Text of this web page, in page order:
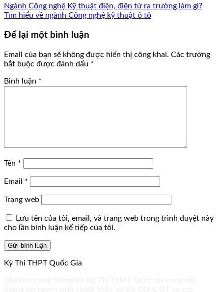
Ngành Công nghệ Kỹ thuật điện, điện tử ra trường làm gì?
Tìm hiểu về ngành Công nghệ kỹ thuật ô tô
Để lại một bình luận
Email của bạn sẽ không được hiển thị công khai. Các trường
bắt buộc được đánh dấu *
Bình luận *
Tên *
Email *
Trang web
Lưu tên của tôi, email, và trang web trong trình duyệt này
cho lần bình luận kế tiếp của tôi.
Kỳ Thi THPT Quốc Gia